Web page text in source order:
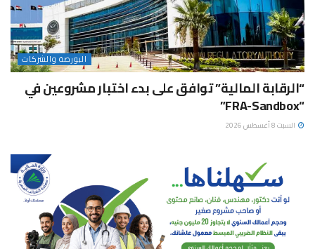
البورصة والشركات
“الرقابة المالية” توافق على بدء اختبار مشروعين في
“FRA-Sandbox”
السبت 8 أغسطس 2026